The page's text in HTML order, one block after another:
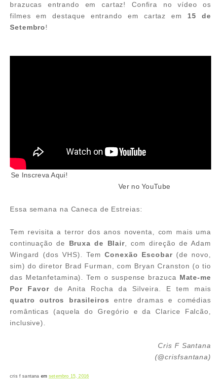
brazucas entrando em cartaz! Confira no vídeo os
filmes em destaque entrando em cartaz em 15 de
Setembro!
Se Inscreva Aqui!
Ver no YouTube
Essa semana na Caneca de Estreias:
Tem revisita a terror dos anos noventa, com mais uma
continuação de Bruxa de Blair , com direção de Adam
Wingard (dos VHS). TemConexão Escobar(de novo,
sim) do diretor Brad Furman, com Bryan Cranston (o tio
das Metanfetamina). Tem o suspense brazuca Mate-me
Por Favorde Anita Rocha da Silveira. E tem mais
quatro outros brasileiros
entre dramas e comédias
românticas (aquela do Gregório e da Clarice Falcão,
inclusive).
Cris F Santana
(@crisfsantana)
cris f santana emsetembro 15, 2016